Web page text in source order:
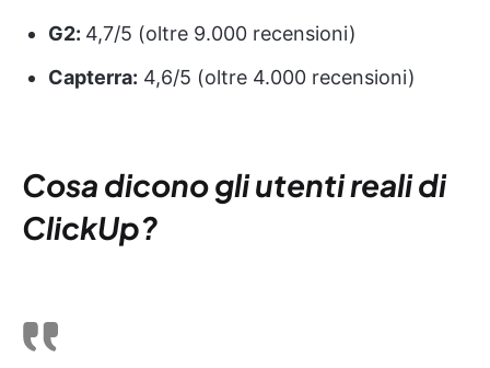
G2: 4,7/5 (oltre 9.000 recensioni)
Capterra: 4,6/5 (oltre 4.000 recensioni)
Cosa dicono gli utenti reali di
ClickUp?